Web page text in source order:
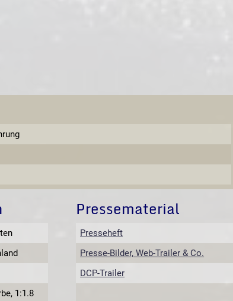
1:1.8
Pressematerial
Presseheft
Presse-Bilder, Web-Trailer & Co.
DCP-Trailer